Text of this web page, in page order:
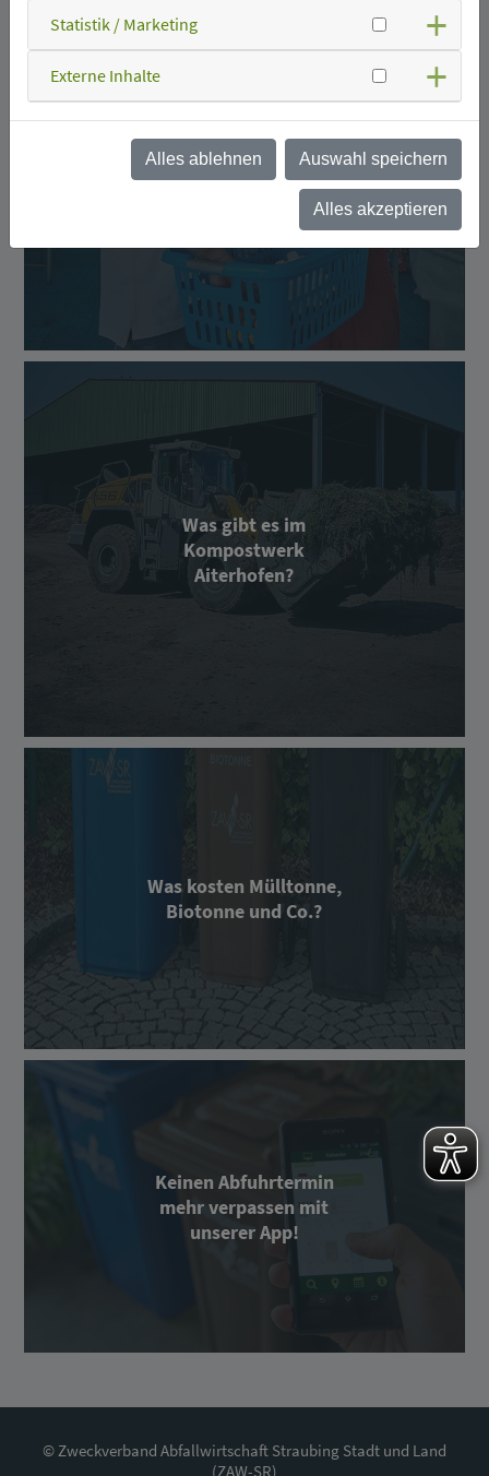
Was kann ich wo
entsorgen?
Was gibt es im
Kompostwerk
Aiterhofen?
Was kosten Mülltonne,
Biotonne und Co.?
Keinen Abfuhrtermin
mehr verpassen mit
unserer App!
© Zweckverband Abfallwirtschaft Straubing Stadt und Land
(ZAW-SR)
Statistik / Marketing
Externe Inhalte
Alles ablehnen Auswahl speichern
Alles akzeptieren